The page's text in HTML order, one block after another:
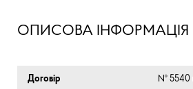
ОПИСОВА ІНФОРМАЦІЯ
Договір № 5540